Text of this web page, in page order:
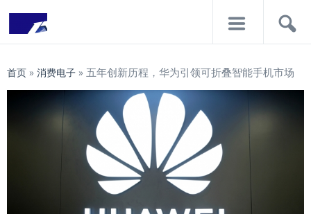
首页 » 消费电子 » 五年创新历程，华为引领可折叠智能手机市场